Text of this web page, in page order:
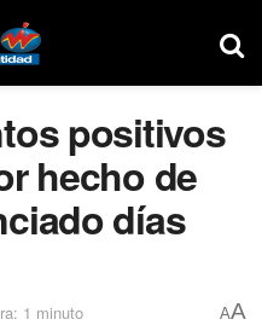
positivos
hecho de
días
1 minuto AA